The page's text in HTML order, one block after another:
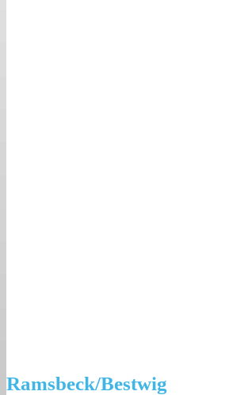
Ramsbeck/Bestwig